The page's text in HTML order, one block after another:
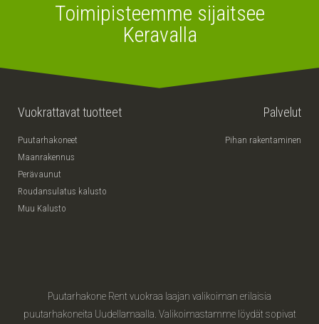
Toimipisteemme sijaitsee
Keravalla
Vuokrattavat tuotteet
Puutarhakoneet
Maanrakennus
Perävaunut
Roudansulatus kalusto
Muu Kalusto
Palvelut
Pihan rakentaminen
Puutarhakone Rent vuokraa laajan valikoiman erilaisia
puutarhakoneita Uudellamaalla. Valikoimastamme löydät sopivat